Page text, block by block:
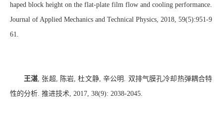
haped block height on the flat-plate film flow and cooling performance.
Journal of Applied Mechanics and Technical Physics, 2018, 59(5):951-9
61.
王湛 张超 陈岩 ,杜文静, 辛公明
双排气膜孔冷却热弹耦合特
性的分析 推进技术 , 2017, 38(9): 2038-2045.